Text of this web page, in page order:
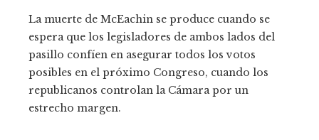
La muerte de McEachin se produce cuando se
espera que los legisladores de ambos lados del
pasillo confíen en asegurar todos los votos
posibles en el próximo Congreso, cuando los
republicanos controlan la Cámara por un
estrecho margen.